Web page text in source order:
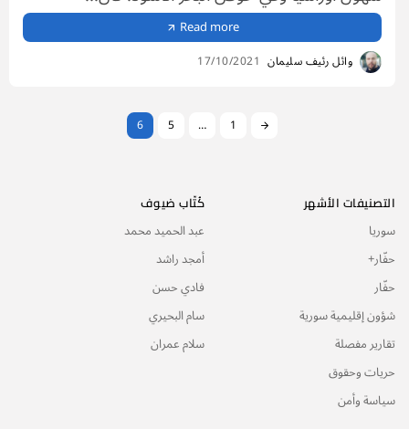
Read more
وائل رئيف سليمان 17/10/2021
1
…
5
6
التصنيفات الأشهر
سوريا
حفّار+
حفّار
شؤون إقليمية سورية
تقارير مفصلة
حريات وحقوق
سياسة وأمن
كُتّاب ضيوف
عبد الحميد محمد
أمجد راشد
فادي حسن
سام البحيري
سلام عمران